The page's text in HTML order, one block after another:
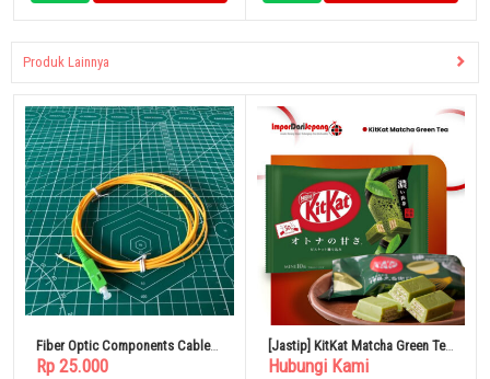
Produk Lainnya
Fiber Optic Components Cable
Assembly Single Mode
Rp 25.000
[Jastip] KitKat Matcha Green Tea
Jepang
Hubungi Kami